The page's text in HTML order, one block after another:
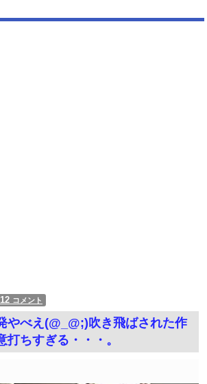
RSS
コメント
やべえ(@_@;)吹き飛ばされた作
ちすぎる・・・。